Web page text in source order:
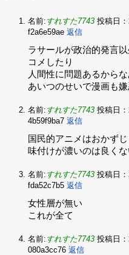
名前: すれすた7743 投稿日
f2a6e59ae 返信
ラサールが政治的発言
コメしたり‌
人間性に問題あるからな
あいつのせいで漫画も
名前: すれすた7743 投稿日
4b59f9ba7 返信
国民的アニメはおかず
味付けが濃いのは良くな
名前: すれすた7743 投稿日
fda52c7b5 返信
女性層が無い‌
これが全て
名前: すれすた7743 投稿日
080a3cc76 返信